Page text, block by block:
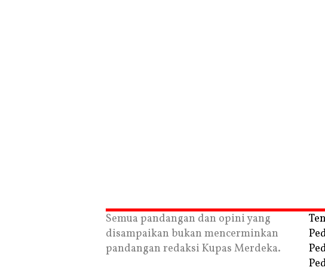
Semua pandangan dan opini yang
disampaikan bukan mencerminkan
pandangan redaksi Kupas Merdeka.